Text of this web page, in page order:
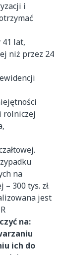
i
41 lat,
niż przez 24
rolniczej
na
300 tys. zł.
jest
na:
ich do